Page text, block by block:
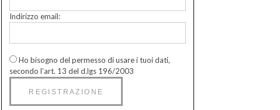
Indirizzo email:
Ho bisogno del permesso di usare i tuoi dati,
secondo l’art. 13 del d.lgs 196/2003